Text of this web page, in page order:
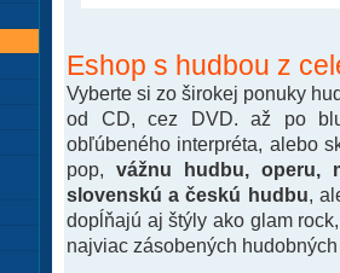
Eshop s hudbou z
Vyberte si zo širokej ponuky
od CD, cez DVD. až po
obľúbeného interpréta, alebo
pop, vážnu hudbu, operu,
slovenskú a českú hudbu ,
dopĺňajú aj štýly ako glam
najviac zásobených